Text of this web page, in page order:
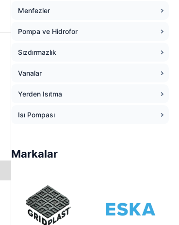
Menfezler
Pompa ve Hidrofor
Sızdırmazlık
Vanalar
Yerden Isıtma
Isı Pompası
Markalar